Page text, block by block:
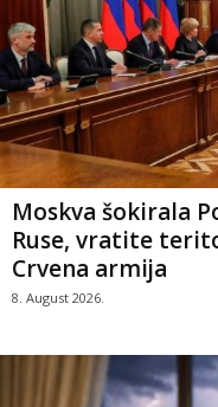
Moskva šokirala
Ruse, vratite
Crvena armija
8. August 2026.